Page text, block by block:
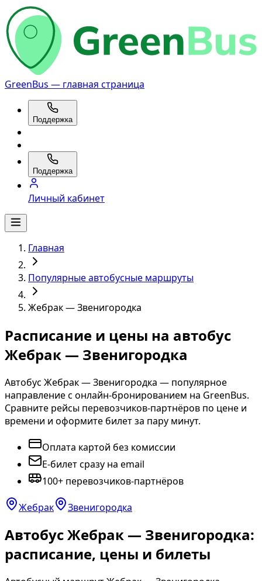
GreenBus — главная страница
Поддержка
Поддержка
Личный кабинет
Главная
Популярные автобусные маршруты
Жебрак — Звенигородка
Расписание и цены на автобус
Жебрак — Звенигородка
Автобус Жебрак — Звенигородка — популярное
направление с онлайн-бронированием на GreenBus.
Сравните рейсы перевозчиков-партнёров по цене и
времени и оформите билет за пару минут.
Оплата картой без комиссии
E-билет сразу на email
100+ перевозчиков-партнёров
Жебрак Звенигородка
Автобус Жебрак — Звенигородка:
расписание, цены и билеты